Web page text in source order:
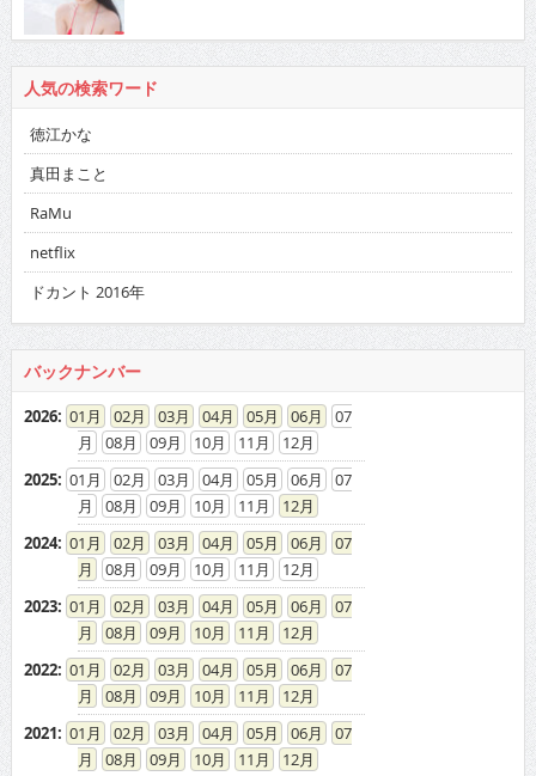
人気の検索ワード
徳江かな
真田まこと
RaMu
netflix
ドカント 2016年
バックナンバー
2026: 01 02 03 04 05 06
07
08
09 10 11
12
2025: 01 02 03 04 05 06
07
08
09 10 11
12
2024: 01 02 03 04 05 06
07
08
09 10 11
12
2023: 01 02 03 04 05 06
07
08
09 10 11
12
2022: 01 02 03 04 05 06
07
08
09 10 11
12
2021: 01 02 03 04 05 06
07
08
09 10 11
12